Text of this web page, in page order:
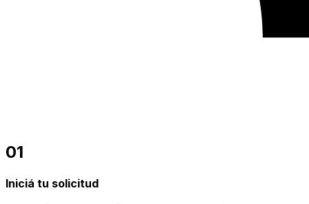
01
Iniciá tu solicitud